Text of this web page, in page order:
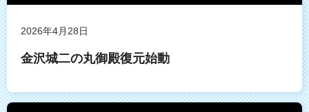
2026年4月28日
金沢城二の丸御殿復元始動